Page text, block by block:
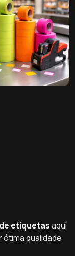
etiquetasaqui
qualidade